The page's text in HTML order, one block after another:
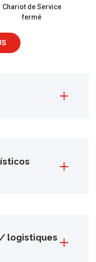
Chariot de Service
fermé
logistiques